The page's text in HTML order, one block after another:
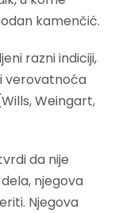
kamenčić.
razni indiciji,
verovatnoća
Weingart,
da nije
njegova
Njegova